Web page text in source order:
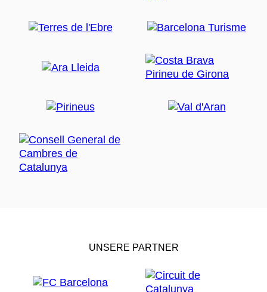
UNSERE PARTNER